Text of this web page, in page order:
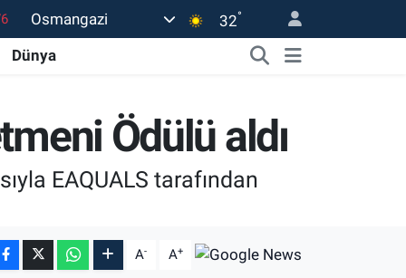
Osmangazi 32°
Dünya
Ödülü aldı
EAQUALS tarafından
A- A+